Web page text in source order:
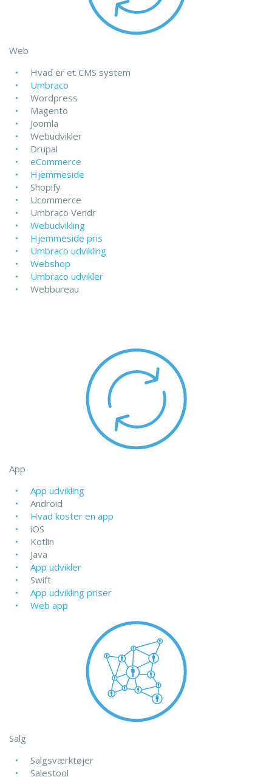
Web
Hvad er et CMS system
Umbraco
Wordpress
Magento
Joomla
Webudvikler
Drupal
eCommerce
Hjemmeside
Shopify
Ucommerce
Umbraco Vendr
Webudvikling
Hjemmeside pris
Umbraco udvikling
Webshop
Umbraco udvikler
Webbureau
App
App udvikling
Android
Hvad koster en app
iOS
Kotlin
Java
App udvikler
Swift
App udvikling priser
Web app
Salg
Salgsværktøjer
Salestool